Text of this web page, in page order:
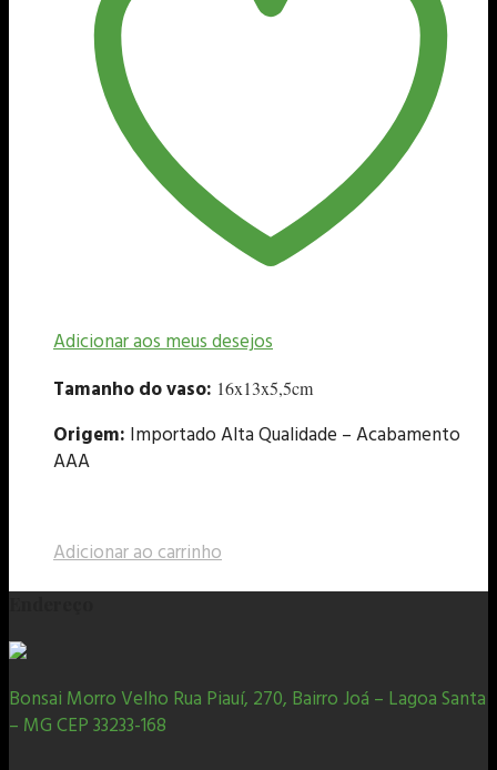
Adicionar aos meus desejos
Tamanho do vaso: 16x13x5,5cm
Origem: Importado Alta Qualidade – Acabamento
AAA
Adicionar ao carrinho
Bonsai Morro Velho Rua Piauí, 270, Bairro Joá – Lagoa Santa
– MG CEP 33233-168